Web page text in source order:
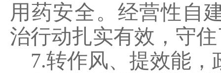
用药安全。经营性自
治行动扎实有效，守
7.转作风、提效能，